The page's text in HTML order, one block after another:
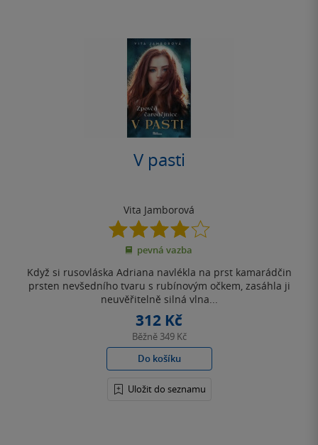
V pasti
Vita Jamborová
4.0
z
5
pevná vazba
Když si rusovláska Adriana navlékla na prst kamarádčin
prsten nevšedního tvaru s rubínovým očkem, zasáhla ji
neuvěřitelně silná vlna...
312 Kč
Běžně 349 Kč
Do košíku
Uložit do seznamu